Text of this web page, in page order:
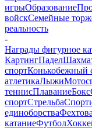
игрыОбразование
войскСемейные
реальность
-
Награды фигурное
КартингПадел
спортКонькобежный
атлетикаЛыжи
теннисПлаваниеБокс
спортСтрельба
единоборства
катаниеФутбол